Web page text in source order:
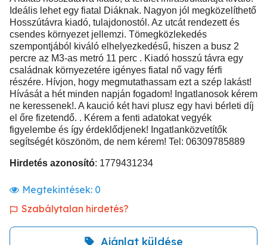
Ideális lehet egy fiatal Diáknak. Nagyon jól megközelíthető
Hosszútávra kiadó, tulajdonostól. Az utcát rendezett és
csendes környezet jellemzi. Tömegközlekedés
szempontjából kiváló elhelyezkedésű, hiszen a busz 2
percre az M3-as metró 11 perc . Kiadó hosszú távra egy
családnak környezetére igényes fiatal nő vagy férfi
részére. Hívjon, hogy megmutathassam ezt a szép lakást!
Hívását a hét minden napján fogadom! Ingatlanosok kérem
ne keressenek!. A kaució két havi plusz egy havi bérleti díj
el őre fizetendő. . Kérem a fenti adatokat vegyék
figyelembe és így érdeklődjenek! Ingatlanközvetítők
segítségét köszönöm, de nem kérem! Tel: 06309785889
Hirdetés azonosító: 1779431234
Megtekintések: 0
Szabálytalan hirdetés?
Ajánlat küldése